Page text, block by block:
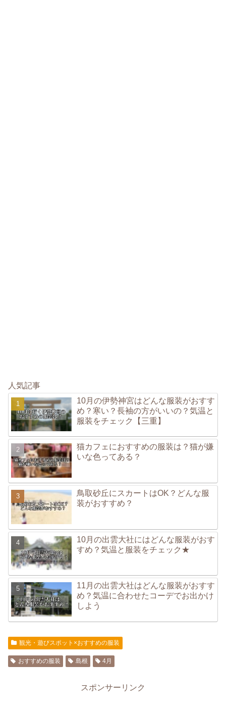
人気記事
10月の伊勢神宮はどんな服装がおすす
め？寒い？長袖の方がいいの？気温と
服装をチェック【三重】
猫カフェにおすすめの服装は？猫が嫌
いな色ってある？
鳥取砂丘にスカートはOK？どんな服
装がおすすめ？
10月の出雲大社にはどんな服装がおす
すめ？気温と服装をチェック★
11月の出雲大社はどんな服装がおすす
め？気温に合わせたコーデでお出かけ
しよう
観光・遊びスポット×おすすめの服装
おすすめの服装 島根 4月
スポンサーリンク